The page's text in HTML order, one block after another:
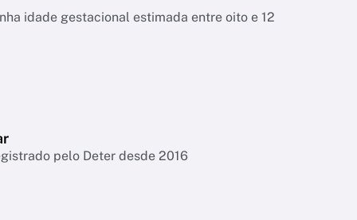
idade gestacional estimada entre oito e 12
pelo Deter desde 2016